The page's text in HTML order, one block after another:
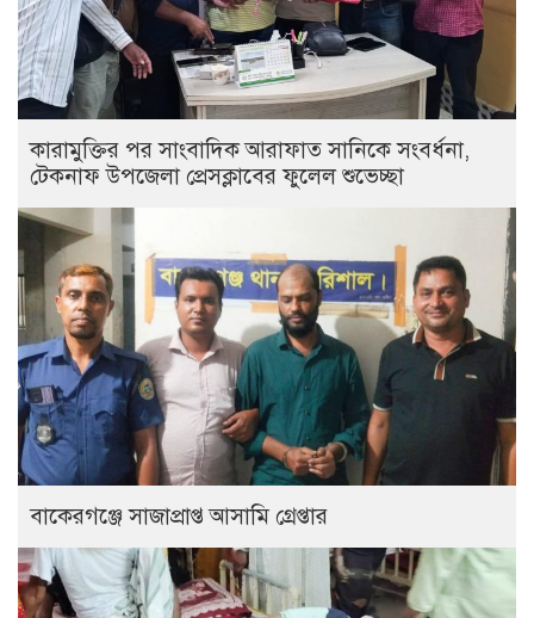
কারামুক্তির পর সাংবাদিক আরাফাত সানিকে সংবর্ধনা,
টেকনাফ উপজেলা প্রেসক্লাবের ফুলেল শুভেচ্ছা
বাকেরগঞ্জে সাজাপ্রাপ্ত আসামি গ্রেপ্তার